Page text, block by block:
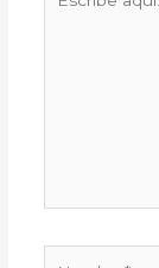
aquí...